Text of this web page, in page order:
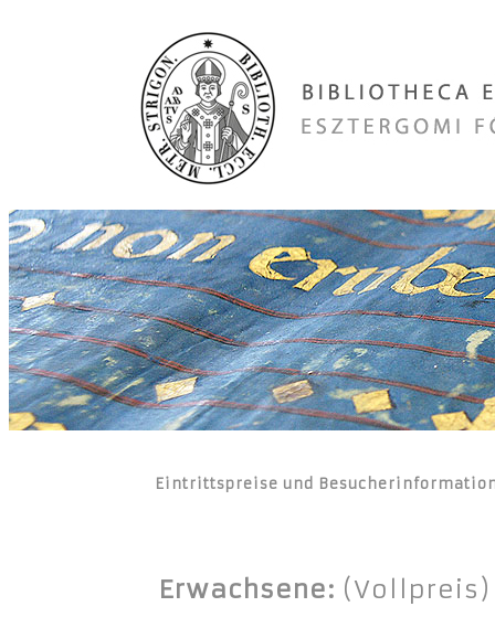
Eintrittspreise und
Erwachsene: